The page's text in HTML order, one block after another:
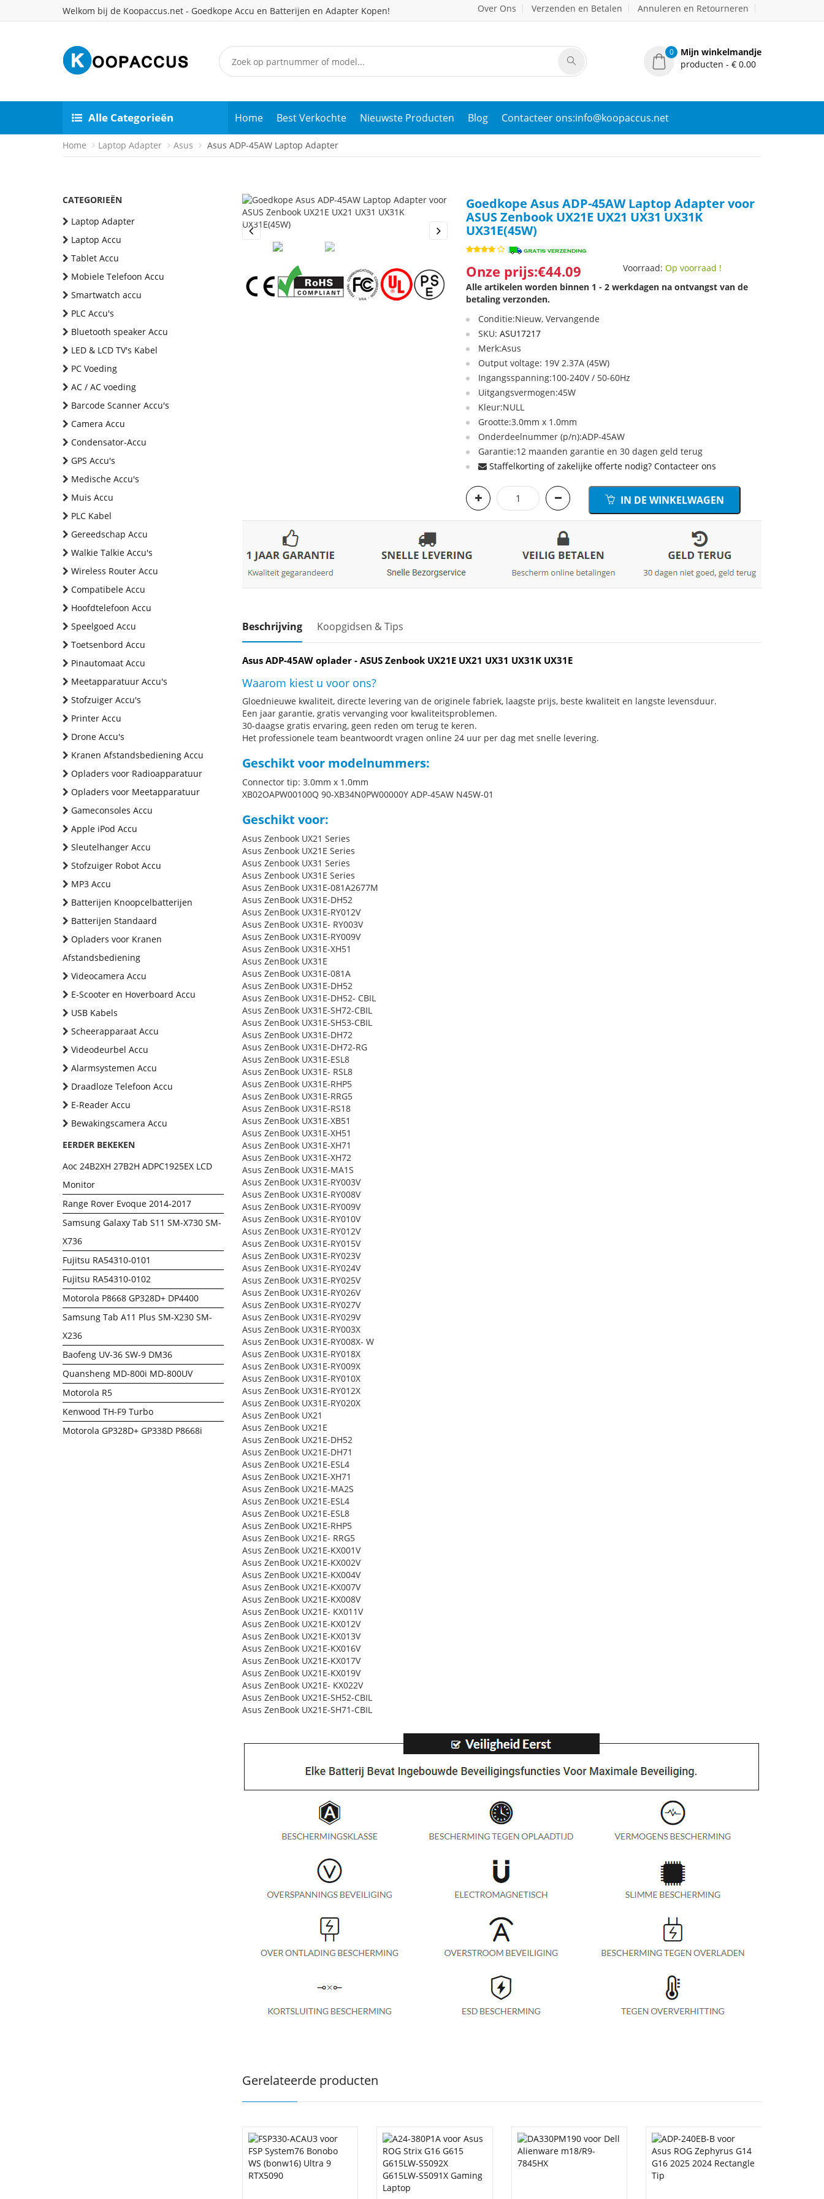
Welkom bij de Koopaccus.net - Goedkope Accu en Batterijen en Adapter Kopen! Over Ons Verzenden en Betalen Annuleren en Retourneren
0
Mijn winkelmandje
producten - € 0.00
Alle Categorieën Home Best Verkochte Nieuwste Producten Blog Contacteer ons:info@koopaccus.net
Home Laptop Adapter Asus Asus ADP-45AW Laptop Adapter
CATEGORIEËN
Laptop Adapter
Laptop Accu
Tablet Accu
Mobiele Telefoon Accu
Smartwatch accu
PLC Accu's
Bluetooth speaker Accu
LED & LCD TV's Kabel
PC Voeding
AC / AC voeding
Barcode Scanner Accu's
Camera Accu
Condensator-Accu
GPS Accu's
Medische Accu's
Muis Accu
PLC Kabel
Gereedschap Accu
Walkie Talkie Accu's
Wireless Router Accu
Compatibele Accu
Hoofdtelefoon Accu
Speelgoed Accu
Toetsenbord Accu
Pinautomaat Accu
Meetapparatuur Accu's
Stofzuiger Accu's
Printer Accu
Drone Accu's
Kranen Afstandsbediening Accu
Opladers voor Radioapparatuur
Opladers voor Meetapparatuur
Gameconsoles Accu
Apple iPod Accu
Sleutelhanger Accu
Stofzuiger Robot Accu
MP3 Accu
Batterijen Knoopcelbatterijen
Batterijen Standaard
Opladers voor Kranen
Afstandsbediening
Videocamera Accu
E-Scooter en Hoverboard Accu
USB Kabels
Scheerapparaat Accu
Videodeurbel Accu
Alarmsystemen Accu
Draadloze Telefoon Accu
E-Reader Accu
Bewakingscamera Accu
EERDER BEKEKEN
Aoc 24B2XH 27B2H ADPC1925EX LCD
Monitor
Range Rover Evoque 2014-2017
Samsung Galaxy Tab S11 SM-X730 SM-
X736
Fujitsu RA54310-0101
Fujitsu RA54310-0102
Motorola P8668 GP328D+ DP4400
Samsung Tab A11 Plus SM-X230 SM-
X236
Baofeng UV-36 SW-9 DM36
Quansheng MD-800i MD-800UV
Motorola R5
Kenwood TH-F9 Turbo
Motorola GP328D+ GP338D P8668i
Previous
Goedkope Asus ADP-45AW Laptop Adapter voor
ASUS Zenbook UX21E UX21 UX31 UX31K
UX31E(45W)
Onze prijs:€44.09 Voorraad:Op voorraad !
Alle artikelen worden binnen 1 - 2 werkdagen na ontvangst van de
betaling verzonden.
Conditie:Nieuw, Vervangende
SKU:ASU17217
Merk:Asus
Output voltage: 19V 2.37A (45W)
Ingangsspanning:100-240V / 50-60Hz
Uitgangsvermogen:45W
Kleur:NULL
Grootte:3.0mm x 1.0mm
Onderdeelnummer (p/n):ADP-45AW
Garantie:12 maanden garantie en 30 dagen geld terug
Staffelkorting of zakelijke offerte nodig? Contacteer ons
IN DE WINKELWAGEN
Beschrijving Koopgidsen & Tips
Asus ADP-45AW oplader - ASUS Zenbook UX21E UX21 UX31 UX31K UX31E
Waarom kiest u voor ons?
Gloednieuwe kwaliteit, directe levering van de originele fabriek, laagste prijs, beste kwaliteit en langste levensduur.
Een jaar garantie, gratis vervanging voor kwaliteitsproblemen.
30-daagse gratis ervaring, geen reden om terug te keren.
Het professionele team beantwoordt vragen online 24 uur per dag met snelle levering.
Geschikt voor modelnummers:
Connector tip: 3.0mm x 1.0mm
XB02OAPW00100Q 90-XB34N0PW00000Y ADP-45AW N45W-01
Geschikt voor:
Asus Zenbook UX21 Series
Asus Zenbook UX21E Series
Asus Zenbook UX31 Series
Asus Zenbook UX31E Series
Asus ZenBook UX31E-081A2677M
Asus ZenBook UX31E-DH52
Asus ZenBook UX31E-RY012V
Asus ZenBook UX31E- RY003V
Asus ZenBook UX31E-RY009V
Asus ZenBook UX31E-XH51
Asus ZenBook UX31E
Asus ZenBook UX31E-081A
Asus ZenBook UX31E-DH52
Asus ZenBook UX31E-DH52- CBIL
Asus ZenBook UX31E-SH72-CBIL
Asus ZenBook UX31E-SH53-CBIL
Asus ZenBook UX31E-DH72
Asus ZenBook UX31E-DH72-RG
Asus ZenBook UX31E-ESL8
Asus ZenBook UX31E- RSL8
Asus ZenBook UX31E-RHP5
Asus ZenBook UX31E-RRG5
Asus ZenBook UX31E-RS18
Asus ZenBook UX31E-XB51
Asus ZenBook UX31E-XH51
Asus ZenBook UX31E-XH71
Asus ZenBook UX31E-XH72
Asus ZenBook UX31E-MA1S
Asus ZenBook UX31E-RY003V
Asus ZenBook UX31E-RY008V
Asus ZenBook UX31E-RY009V
Asus ZenBook UX31E-RY010V
Asus ZenBook UX31E-RY012V
Asus ZenBook UX31E-RY015V
Asus ZenBook UX31E-RY023V
Asus ZenBook UX31E-RY024V
Asus ZenBook UX31E-RY025V
Asus ZenBook UX31E-RY026V
Asus ZenBook UX31E-RY027V
Asus ZenBook UX31E-RY029V
Asus ZenBook UX31E-RY003X
Asus ZenBook UX31E-RY008X- W
Asus ZenBook UX31E-RY018X
Asus ZenBook UX31E-RY009X
Asus ZenBook UX31E-RY010X
Asus ZenBook UX31E-RY012X
Asus ZenBook UX31E-RY020X
Asus ZenBook UX21
Asus ZenBook UX21E
Asus ZenBook UX21E-DH52
Asus ZenBook UX21E-DH71
Asus ZenBook UX21E-ESL4
Asus ZenBook UX21E-XH71
Asus ZenBook UX21E-MA2S
Asus ZenBook UX21E-ESL4
Asus ZenBook UX21E-ESL8
Asus ZenBook UX21E-RHP5
Asus ZenBook UX21E- RRG5
Asus ZenBook UX21E-KX001V
Asus ZenBook UX21E-KX002V
Asus ZenBook UX21E-KX004V
Asus ZenBook UX21E-KX007V
Asus ZenBook UX21E-KX008V
Asus ZenBook UX21E- KX011V
Asus ZenBook UX21E-KX012V
Asus ZenBook UX21E-KX013V
Asus ZenBook UX21E-KX016V
Asus ZenBook UX21E-KX017V
Asus ZenBook UX21E-KX019V
Asus ZenBook UX21E- KX022V
Asus ZenBook UX21E-SH52-CBIL
Asus ZenBook UX21E-SH71-CBIL
Gerelateerde producten